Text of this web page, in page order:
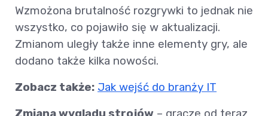
Wzmożona brutalność rozgrywki to jednak nie
wszystko, co pojawiło się w aktualizacji.
Zmianom uległy także inne elementy gry, ale
dodano także kilka nowości.
Zobacz także: Jak wejść do branży IT